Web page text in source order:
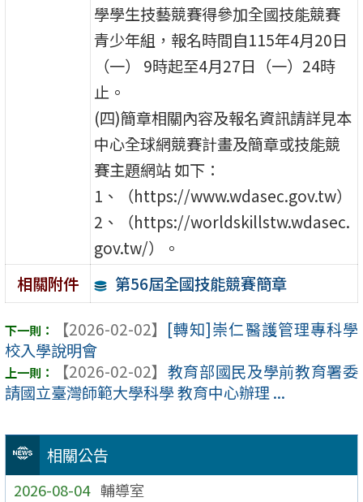
相關公告
2026-08-04 輔導室
學學生技藝競賽得參加全國技能競賽
青少年組，報名時間自115年4月20日
（一） 9時起至4月27日（一）24時
止。
(四)簡章相關內容及報名資訊請詳見本
中心全球網競賽計畫及簡章或技能競
賽主題網站 如下：
1、（https://www.wdasec.gov.tw）
2、（https://worldskillstw.wdasec.
gov.tw/）。
相關附件
第56屆全國技能競賽簡章
【2026-02-02】 [轉知]崇仁醫護管理專科學
校入學說明會
【2026-02-02】 教育部國民及學前教育署委
請國立臺灣師範大學科學 教育中心辦理 ...